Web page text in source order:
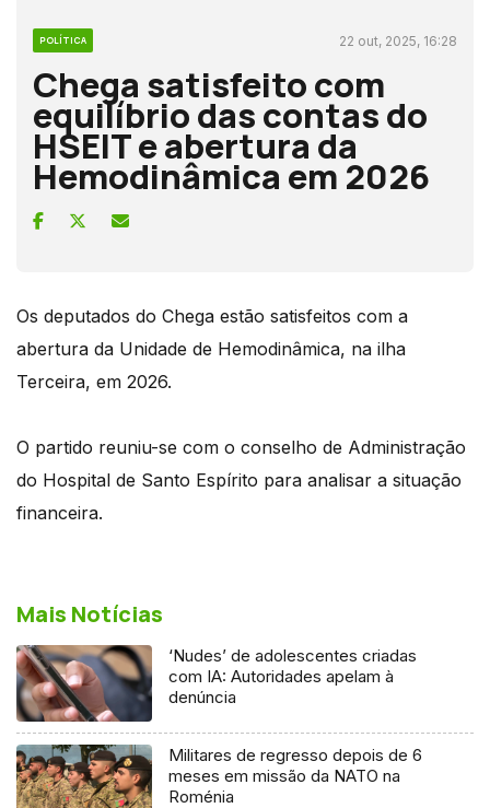
POLÍTICA 22 out, 2025, 16:28
Chega satisfeito com
equilíbrio das contas do
HSEIT e abertura da
Hemodinâmica em 2026
Os deputados do Chega estão satisfeitos com a
abertura da Unidade de Hemodinâmica, na ilha
Terceira, em 2026.
O partido reuniu-se com o conselho de Administração
do Hospital de Santo Espírito para analisar a situação
financeira.
Mais Notícias
‘Nudes’ de adolescentes criadas
com IA: Autoridades apelam à
denúncia
Militares de regresso depois de 6
meses em missão da NATO na
Roménia